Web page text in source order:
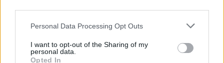
Please note that this website/app uses one or more Google
not limited to your visit or usage behaviour. You may click to
grant or deny consent to Google and its third-party tags to
Personal Data Processing Opt Outs
I want to opt-out of the Sharing of my
personal data.
Opted In
legjobb mellékszereplőnek járó Oscar-díjat
Clint Eastwood
Millió dolláros bébi
filmjében nyújtott alakításáért. A hollywoodi